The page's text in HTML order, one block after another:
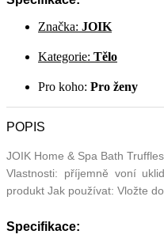
Značka: JOIK
Kategorie: Tělo
Pro koho: Pro ženy
POPIS
JOIK Home & Spa Bath
Vlastnosti: příjemně voní
produkt Jak používat: Vložte
Specifikace: